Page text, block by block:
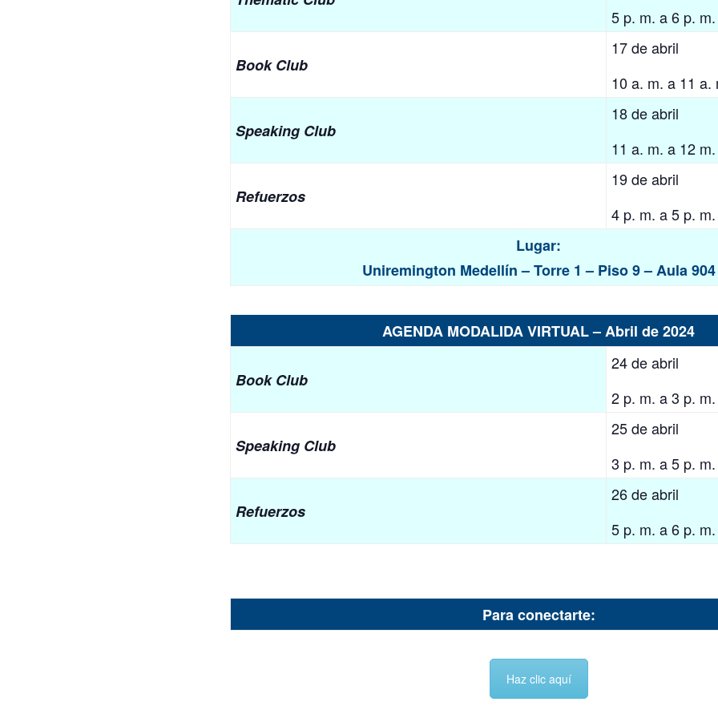
5 p. m. a 6 p. m.
Book Club
17 de abril
10 a. m. a 11 a.
Speaking Club
18 de abril
11 a. m. a 12 m.
Refuerzos
19 de abril
4 p. m. a 5 p. m.
Lugar:
Uniremington Medellín – Torre 1 – Piso 9 – Aula 904
AGENDA MODALIDA VIRTUAL – Abril de 2024
Book Club
24 de abril
2 p. m. a 3 p. m.
Speaking Club
25 de abril
3 p. m. a 5 p. m.
Refuerzos
26 de abril
5 p. m. a 6 p. m.
Para conectarte:
Haz clic aquí